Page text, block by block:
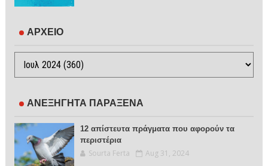
ΑΡΧΕΙΟ
ΑΝΕΞΗΓΗΤΑ ΠΑΡΑΞΕΝΑ
12 απίστευτα πράγματα που αφορούν τα
περιστέρια
Sourta Ferta Aug 31, 2024